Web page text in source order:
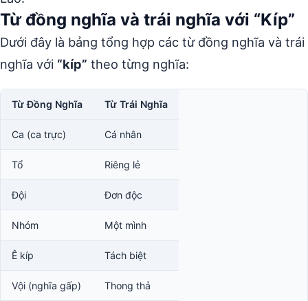
Từ đồng nghĩa và trái nghĩa với “Kíp”
Dưới đây là bảng tổng hợp các từ đồng nghĩa và trái
nghĩa với “kíp” theo từng nghĩa:
Từ Đồng Nghĩa Từ Trái Nghĩa
Ca (ca trực) Cá nhân
Tổ Riêng lẻ
Đội Đơn độc
Nhóm Một mình
Ê kíp Tách biệt
Vội (nghĩa gấp) Thong thả